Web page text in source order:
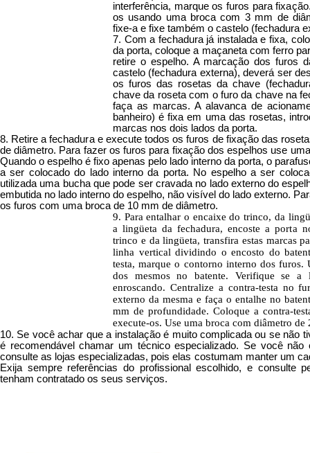
interferência, marque os furos para
os usando uma broca com 3 mm de
fixe-a e fixe também o castelo (fechadura
7. Com a fechadura já instalada e fixa,
da porta, coloque a maçaneta com ferro
retire o espelho. A marcação dos furos
castelo (fechadura externa), deverá ser
os furos das rosetas da chave
chave da roseta com o furo da chave na
faça as marcas. A alavanca de
banheiro) é fixa em uma das rosetas,
marcas nos dois lados da porta.
8. Retire a fechadura e execute todos os furos de fixação das
de diâmetro. Para fazer os furos para fixação dos espelhos use
Quando o espelho é fixo apenas pelo lado interno da porta, o
a ser colocado do lado interno da porta. No espelho a ser
utilizada uma bucha que pode ser cravada no lado externo do
embutida no lado interno do espelho, não visível do lado externo.
os furos com uma broca de 10 mm de diâmetro.
9. Para entalhar o encaixe do trinco, da
a lingüeta da fechadura, encoste a porta
trinco e da lingüeta, transfira estas marcas
linha vertical dividindo o encosto do
testa, marque o contorno interno dos furos.
dos mesmos no batente. Verifique se
enroscando. Centralize a contra-testa no
externo da mesma e faça o entalhe no
mm de profundidade. Coloque a contra-
execute-os. Use uma broca com diâmetro de
10. Se você achar que a instalação é muito complicada ou se não
é recomendável chamar um técnico especializado. Se você não
consulte as lojas especializadas, pois elas costumam manter um
Exija sempre referências do profissional escolhido, e consulte
tenham contratado os seus serviços.